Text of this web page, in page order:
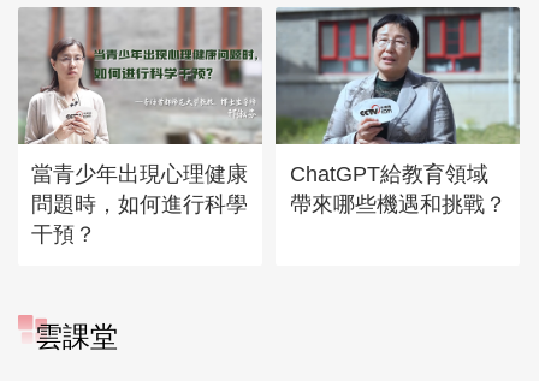
當青少年出現心理健康
問題時，如何進行科學
干預？
ChatGPT給教育領域
帶來哪些機遇和挑戰？
雲課堂